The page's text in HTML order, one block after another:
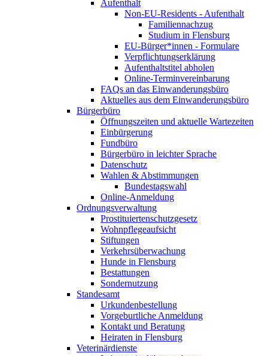
Aufenthalt
Non-EU-Residents - Aufenthalt
Familiennachzug
Studium in Flensburg
EU-Bürger*innen - Formulare
Verpflichtungserklärung
Aufenthaltstitel abholen
Online-Terminvereinbarung
FAQs an das Einwanderungsbüro
Aktuelles aus dem Einwanderungsbüro
Bürgerbüro
Öffnungszeiten und aktuelle Wartezeiten
Einbürgerung
Fundbüro
Bürgerbüro in leichter Sprache
Datenschutz
Wahlen & Abstimmungen
Bundestagswahl
Online-Anmeldung
Ordnungsverwaltung
Prostituiertenschutzgesetz
Wohnpflegeaufsicht
Stiftungen
Verkehrsüberwachung
Hunde in Flensburg
Bestattungen
Sondernutzung
Standesamt
Urkundenbestellung
Vorgeburtliche Anmeldung
Kontakt und Beratung
Heiraten in Flensburg
Veterinärdienste